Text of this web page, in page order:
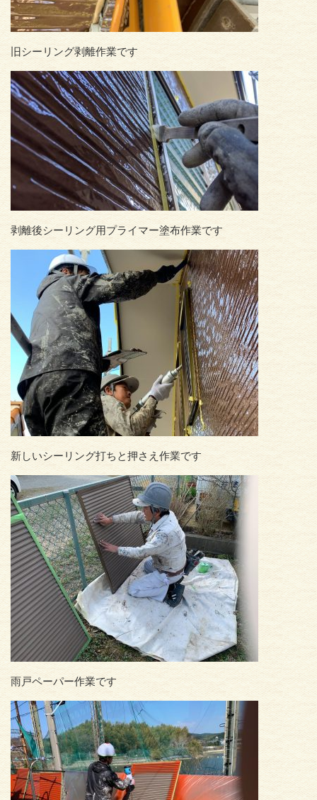
旧シーリング剥離作業です
剥離後シーリング用プライマー塗布作業です
新しいシーリング打ちと押さえ作業です
雨戸ペーパー作業です